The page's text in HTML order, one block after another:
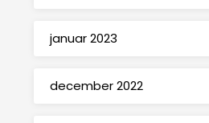
januar 2023
december 2022